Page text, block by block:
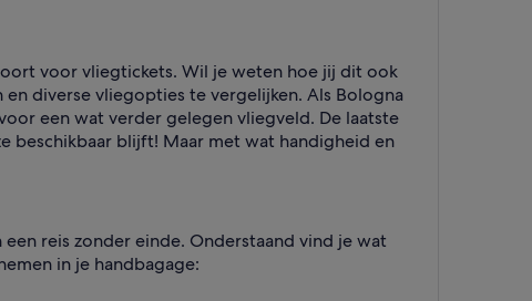
voor vliegtickets. Wil je weten hoe jij dit ook
diverse vliegopties te vergelijken. Als Bologna
een wat verder gelegen vliegveld. De laatste
beschikbaar blijft! Maar met wat handigheid en
reis zonder einde. Onderstaand vind je wat
in je handbagage: